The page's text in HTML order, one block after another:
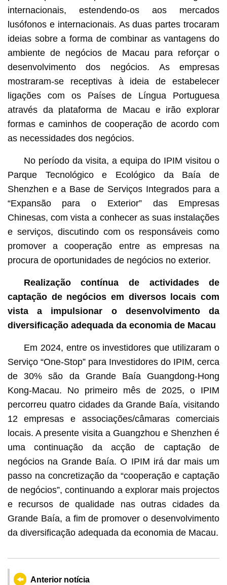
internacionais, estendendo-os aos mercados
lusófonos e internacionais. As duas partes trocaram
ideias sobre a forma de combinar as vantagens do
ambiente de negócios de Macau para reforçar o
desenvolvimento dos negócios. As empresas
mostraram-se receptivas à ideia de estabelecer
ligações com os Países de Língua Portuguesa
através da plataforma de Macau e irão explorar
formas e caminhos de cooperação de acordo com
as necessidades dos negócios.
No período da visita, a equipa do IPIM visitou o
Parque Tecnológico e Ecológico da Baía de
Shenzhen e a Base de Serviços Integrados para a
“Expansão para o Exterior” das Empresas
Chinesas, com vista a conhecer as suas instalações
e serviços, discutindo com os responsáveis como
promover a cooperação entre as empresas na
procura de oportunidades de negócios no exterior.
Realização contínua de actividades de
captação de negócios em diversos locais com
vista a impulsionar o desenvolvimento da
diversificação adequada da economia de Macau
Em 2024, entre os investidores que utilizaram o
Serviço “One-Stop” para Investidores do IPIM, cerca
de 30% são da Grande Baía Guangdong-Hong
Kong-Macau. No primeiro mês de 2025, o IPIM
percorreu quatro cidades da Grande Baía, visitando
12 empresas e associações/câmaras comerciais
locais. A presente visita a Guangzhou e Shenzhen é
uma continuação da acção de captação de
negócios na Grande Baía. O IPIM irá dar mais um
passo na concretização da “cooperação e captação
de negócios”, continuando a explorar mais projectos
e recursos de qualidade nas outras cidades da
Grande Baía, a fim de promover o desenvolvimento
da diversificação adequada da economia de Macau.
Anterior notícia